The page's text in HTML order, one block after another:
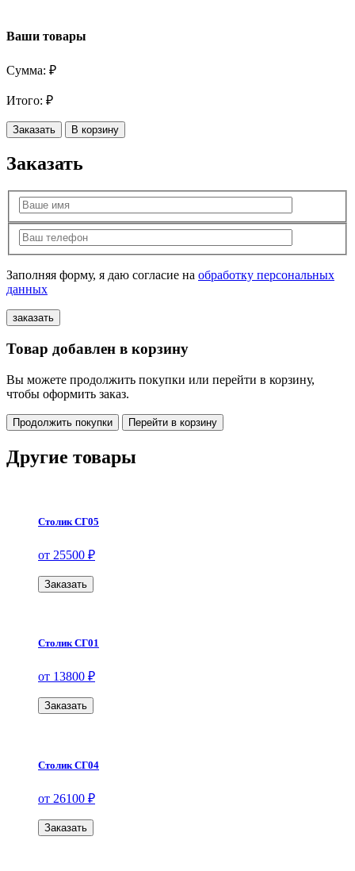
Ваши товары
Сумма: ₽
Итого: ₽
Заказать В корзину
Заказать
Заполняя форму, я даю согласие на обработку персональных
данных
Товар добавлен в корзину
Вы можете продолжить покупки или перейти в корзину,
чтобы оформить заказ.
Продолжить покупки Перейти в корзину
Другие товары
Столик СГ05
от 25500 ₽
Заказать
Столик СГ01
от 13800 ₽
Заказать
Столик СГ04
от 26100 ₽
Заказать